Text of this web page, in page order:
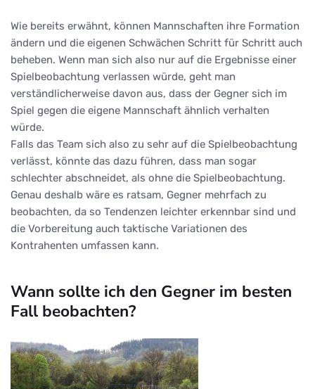
Wie bereits erwähnt, können Mannschaften ihre Formation
ändern und die eigenen Schwächen Schritt für Schritt auch
beheben. Wenn man sich also nur auf die Ergebnisse einer
Spielbeobachtung verlassen würde, geht man
verständlicherweise davon aus, dass der Gegner sich im
Spiel gegen die eigene Mannschaft ähnlich verhalten
würde.
Falls das Team sich also zu sehr auf die Spielbeobachtung
verlässt, könnte das dazu führen, dass man sogar
schlechter abschneidet, als ohne die Spielbeobachtung.
Genau deshalb wäre es ratsam, Gegner mehrfach zu
beobachten, da so Tendenzen leichter erkennbar sind und
die Vorbereitung auch taktische Variationen des
Kontrahenten umfassen kann.
Wann sollte ich den Gegner im besten
Fall beobachten?